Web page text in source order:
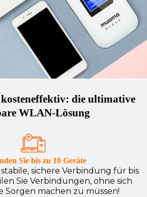
kosteneffektiv: die ultimative
WLAN-Lösung
Sie bis zu 10 Geräte
sichere Verbindung für bis
Sie Verbindungen, ohne sich
Sorgen machen zu müssen!